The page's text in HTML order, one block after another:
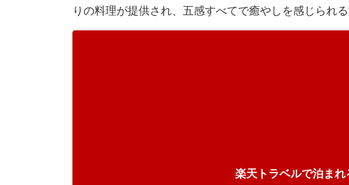
りの料理が提供され、五感すべてで癒やしを感じられる
楽天トラベルで泊まれ